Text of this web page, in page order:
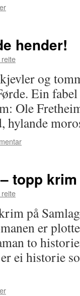
hender!
og
Ein
Ole
hylande
topp krim
på
er
to
ei historie